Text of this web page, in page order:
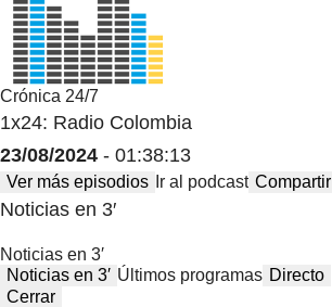
Crónica 24/7
1x24: Radio Colombia
23/08/2024 - 01:38:13
Ver más episodios Ir al podcast Compartir
Noticias en 3′
Noticias en 3′
Noticias en 3′ Últimos programas Directo
Cerrar